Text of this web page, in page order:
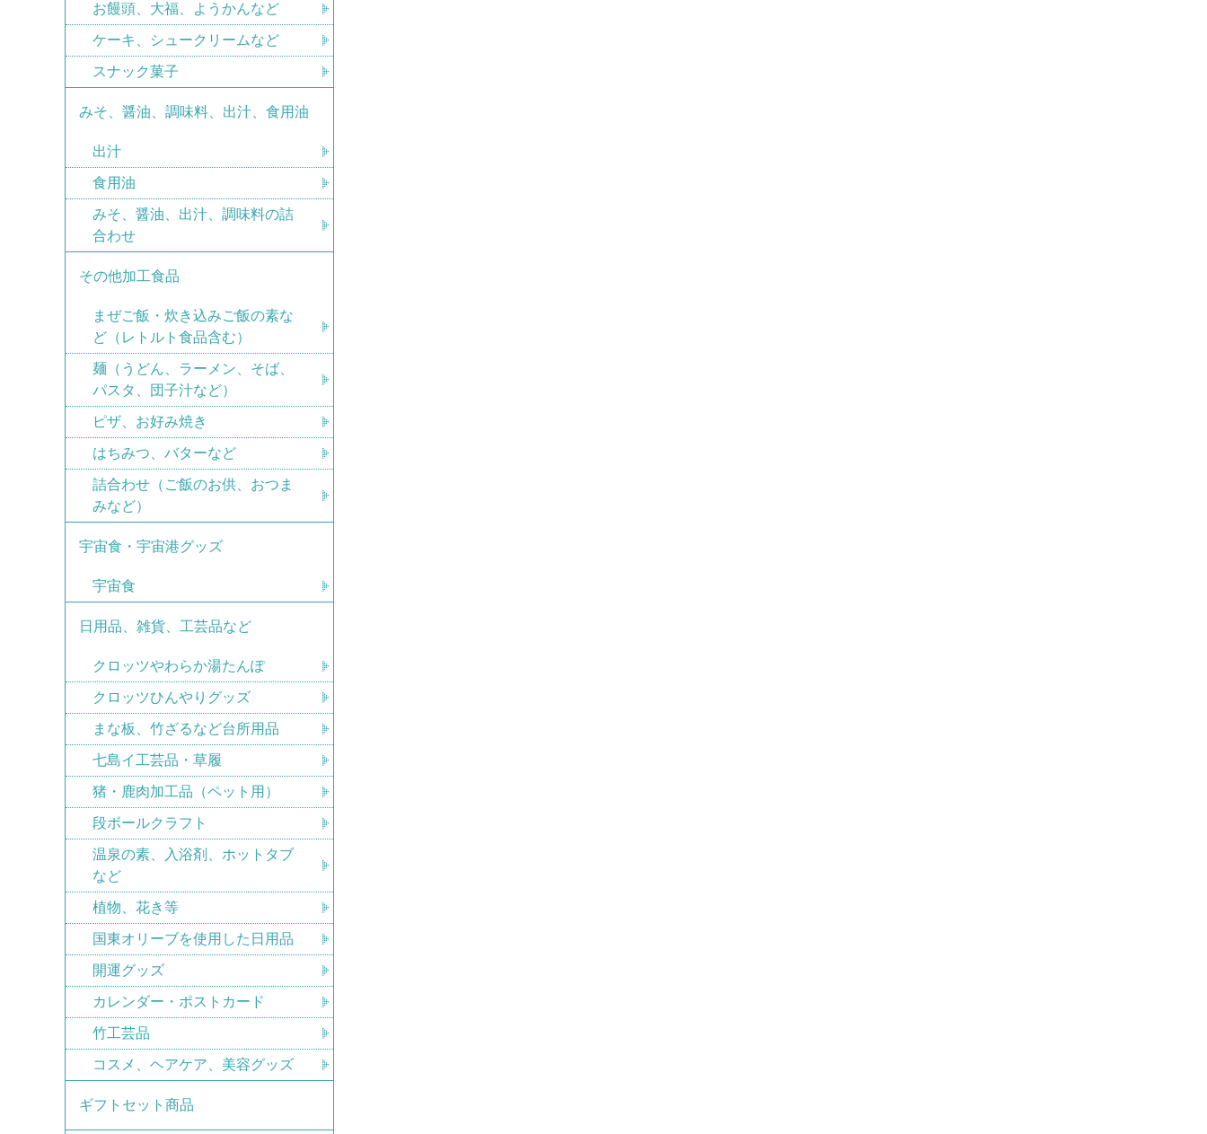
お饅頭、大福、ようかんなど
ケーキ、シュークリームなど
スナック菓子
みそ、醤油、調味料、出汁、食用油
出汁
食用油
みそ、醤油、出汁、調味料の詰
合わせ
その他加工食品
まぜご飯・炊き込みご飯の素な
ど（レトルト食品含む）
麺（うどん、ラーメン、そば、
パスタ、団子汁など）
ピザ、お好み焼き
はちみつ、バターなど
詰合わせ（ご飯のお供、おつま
みなど）
宇宙食・宇宙港グッズ
宇宙食
日用品、雑貨、工芸品など
クロッツやわらか湯たんぽ
クロッツひんやりグッズ
まな板、竹ざるなど台所用品
七島イ工芸品・草履
猪・鹿肉加工品（ペット用）
段ボールクラフト
温泉の素、入浴剤、ホットタブ
など
植物、花き等
国東オリーブを使用した日用品
開運グッズ
カレンダー・ポストカード
竹工芸品
コスメ、ヘアケア、美容グッズ
ギフトセット商品